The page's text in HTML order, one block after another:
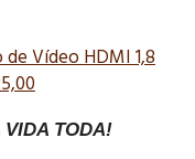
de Vídeo HDMI 1,8
VIDA TODA!